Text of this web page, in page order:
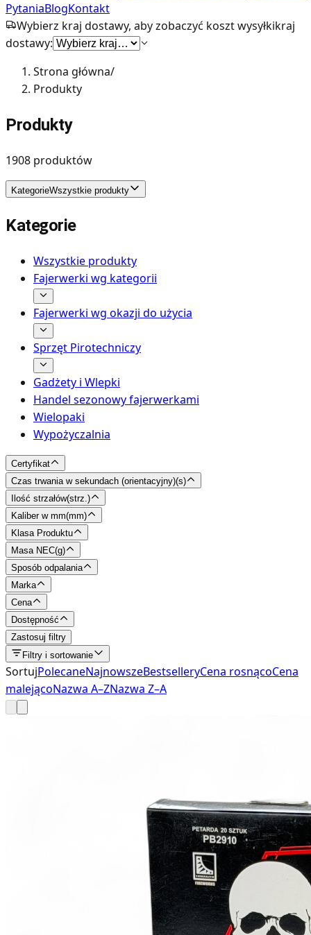
PytaniaBlogKontakt
Wybierz kraj dostawy, aby zobaczyć koszt wysyłkikraj
dostawy:
Strona główna/
Produkty
Produkty
1908 produktów
KategorieWszystkie produkty
Kategorie
Wszystkie produkty
Fajerwerki wg kategorii
Fajerwerki wg okazji do użycia
Sprzęt Pirotechniczy
Gadżety i Wlepki
Handel sezonowy fajerwerkami
Wielopaki
Wypożyczalnia
Certyfikat
Czas trwania w sekundach (orientacyjny)(s)
Ilość strzałów(strz. )
Kaliber w mm(mm)
Klasa Produktu
Masa NEC(g)
Sposób odpalania
Marka
Cena
Dostępność
Zastosuj filtry
Filtry i sortowanie
SortujPolecaneNajnowszeBestselleryCena rosnącoCena
malejącoNazwa A–ZNazwa Z–A